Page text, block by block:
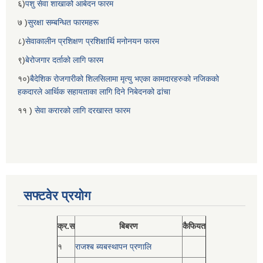
६)पशु सेवा शाखाको आबेदन फारम
७ )सुरक्षा सम्बन्धित फारमहरू
८)सेवाकालीन प्रशिक्षण प्रशिक्षार्थि मनोनयन फारम
९)बेरोजगार दर्ताको लागि फारम
१०)बैदेशिक रोजगारीको शिलसिलामा मृत्यु भएका कामदारहरुको नजिकको
हकदारले आर्थिक सहायताका लागि दिने निबेदनको ढांचा
११ ) सेवा करारको लागि दरखास्त फारम
सफ्टवेर प्रयोग
क्र.स बिबरण कैफियत
१ राजश्ब ब्यबस्थापन प्रणालि